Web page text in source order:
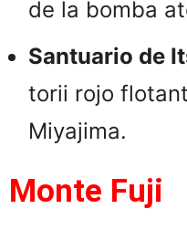
de la bomba
Santuario de
torii rojo
Miyajima.
Monte Fuji